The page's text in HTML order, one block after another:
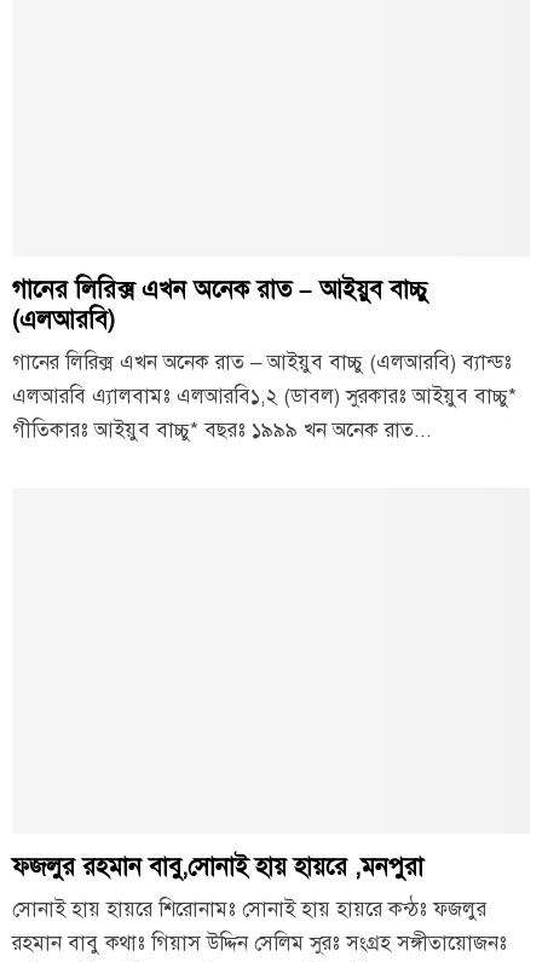
গানের লিরিক্স এখন অনেক রাত – আইয়ুব বাচ্চু
(এলআরবি)
গানের লিরিক্স এখন অনেক রাত – আইয়ুব বাচ্চু (এলআরবি) ব্যান্ডঃ
এলআরবি এ্যালবামঃ এলআরবি১,২ (ডাবল) সুরকারঃ আইয়ুব বাচ্চু*
গীতিকারঃ আইয়ুব বাচ্চু* বছরঃ ১৯৯৯ খন অনেক রাত...
ফজলুর রহমান বাবু,সোনাই হায় হায়রে ,মনপুরা
সোনাই হায় হায়রে শিরোনামঃ সোনাই হায় হায়রে কন্ঠঃ ফজলুর
রহমান বাবু কথাঃ গিয়াস উদ্দিন সেলিম সুরঃ সংগ্রহ সঙ্গীতায়োজনঃ